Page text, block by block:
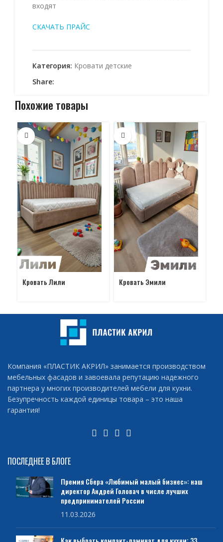
входят
СКАЧАТЬ ПРАЙС
Категория: Кровати детские
Share:
Похожие товары
Кровать Лили Кровать Эмили
Компания «ПЛАСТИК АКРИЛ» занимается производством
мебельных фасадов и завоевала репутацию надежного
партнера у многих производителей мебели для кухни.
Безупречность каждой единицы товара – это наша
гарантия!
ПОСЛЕДНЕЕ В БЛОГЕ
Премия Сбера «Любимый малый бизнес»: наш
директор Андрей Головач в числе лучших
предпринимателей России
11.03.2026